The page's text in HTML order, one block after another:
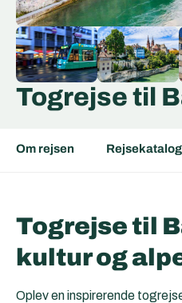
Togrejse til
Om rejsen Rejsekatalog
Togrejse til
kultur og
Oplev en inspirerende